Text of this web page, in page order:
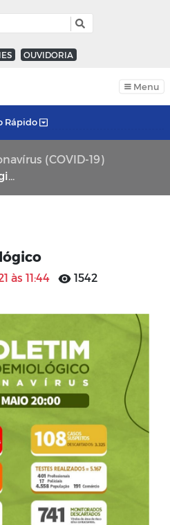
OUVIDORIA
Menu
Rápido
(COVID-19)
às 11:44
1542